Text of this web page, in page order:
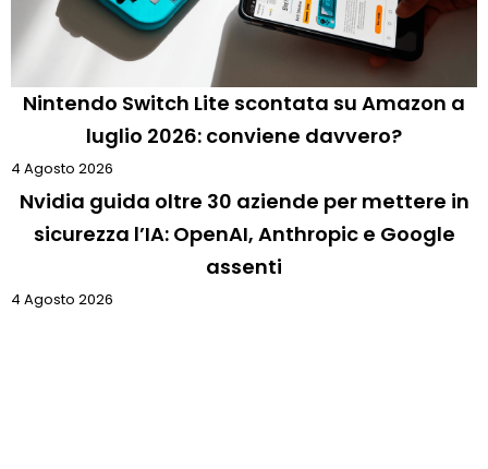
Nintendo Switch Lite scontata su Amazon a
luglio 2026: conviene davvero?
4 Agosto 2026
Nvidia guida oltre 30 aziende per mettere in
sicurezza l’IA: OpenAI, Anthropic e Google
assenti
4 Agosto 2026